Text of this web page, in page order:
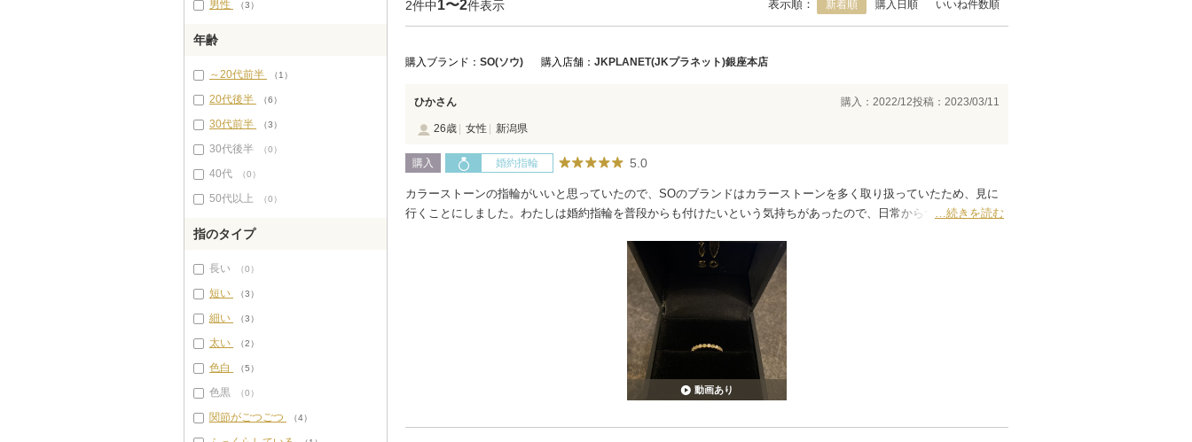
2件中1〜2件表示 表示順： 新着順 購入日順 いいね件数順
購入ブランド： SO(ソウ) 購入店舗： JKPLANET(JKプラネット)銀座本店
ひかさん 購入：2022/12投稿：2023/03/11
26歳 女性 新潟県
購入 婚約指輪 5.0
カラーストーンの指輪がいいと思っていたので、SOのブランドはカラーストーンを多く取り扱っていたため、見に
行くことにしました。わたしは婚約指輪を普段からも付けたいという気持ちがあったので、日常からつけやすいデザ
…続きを読む
動画あり
男性 （3）
年齢
～20代前半 （1）
20代後半 （6）
30代前半 （3）
30代後半 （0）
40代 （0）
50代以上 （0）
指のタイプ
長い （0）
短い （3）
細い （3）
太い （2）
色白 （5）
色黒 （0）
関節がごつごつ （4）